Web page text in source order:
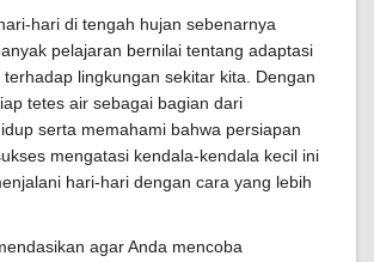
hari di tengah hujan sebenarnya
pelajaran bernilai tentang adaptasi
lingkungan sekitar kita. Dengan
tetes air sebagai bagian dari
serta memahami bahwa persiapan
mengatasi kendala-kendala kecil ini
hari-hari dengan cara yang lebih
agar Anda mencoba